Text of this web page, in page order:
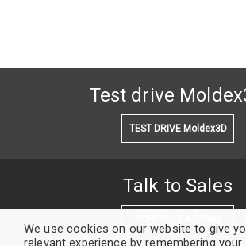
Test drive
TEST DRIVE Moldex3D
Talk to Sales
We use cookies on our website to give
relevant experience by remembering